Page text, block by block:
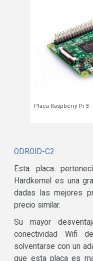
Placa Raspberry Pi 3
ODROID-C2
Esta placa
Hardkernel es una
dadas las mejores
precio similar.
Su mayor
conectividad Wifi
solventarse con un
que esta placa es